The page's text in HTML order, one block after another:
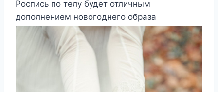
Роспись по телу будет отличным
дополнением новогоднего образа